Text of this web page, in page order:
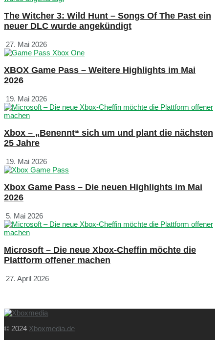
The Witcher 3: Wild Hunt – Songs Of The Past ein
neuer DLC wurde angekündigt
27. Mai 2026
XBOX Game Pass – Weitere Highlights im Mai
2026
19. Mai 2026
Xbox – „Benennt“ sich um und plant die nächsten
25 Jahre
19. Mai 2026
Xbox Game Pass – Die neuen Highlights im Mai
2026
5. Mai 2026
Microsoft – Die neue Xbox-Cheffin möchte die
Plattform offener machen
27. April 2026
© 2024 Xboxmedia.de